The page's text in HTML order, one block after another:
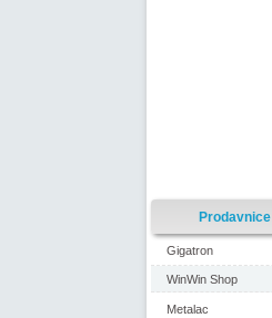
Prodavnice
Gigatron
WinWin Shop
Metalac